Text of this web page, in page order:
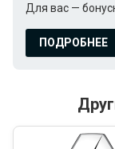
Для вас —
ПОДРОБНЕЕ